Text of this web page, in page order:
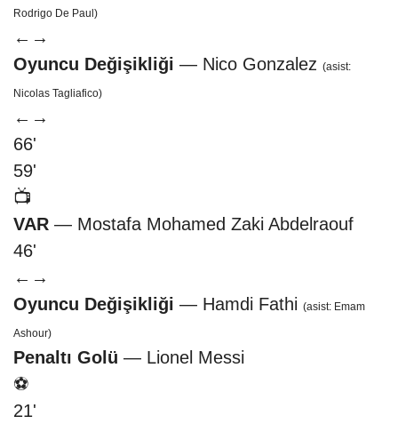
Rodrigo De Paul)
← →
Oyuncu Değişikliği — Nico Gonzalez (asist:
Nicolas Tagliafico)
← →
66'
59'
📺
VAR — Mostafa Mohamed Zaki Abdelraouf
46'
← →
Oyuncu Değişikliği — Hamdi Fathi (asist: Emam
Ashour)
Penaltı Golü — Lionel Messi
⚽
21'